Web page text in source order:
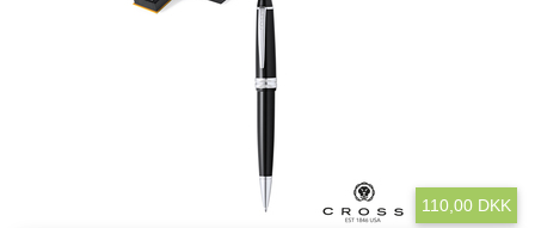
110,00 DKK